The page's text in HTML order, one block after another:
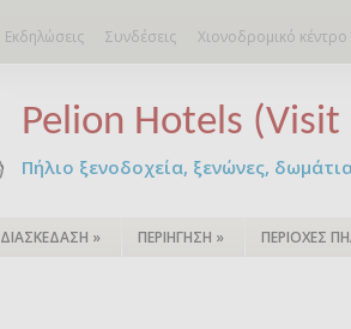
Εκδηλώσεις Συνδέσεις Χιονοδρομικό
Pelion Hotels (Visit
Πήλιο ξενοδοχεία, ξενώνες,
ΔΙΑΣΚΕΔΑΣΗ » ΠΕΡΙΗΓΗΣΗ » ΠΕΡΙΟΧΕΣ